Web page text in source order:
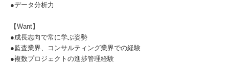
●データ分析力
【Want】
●成長志向で常に学ぶ姿勢
●監査業界、コンサルティング業界での経験
●複数プロジェクトの進捗管理経験